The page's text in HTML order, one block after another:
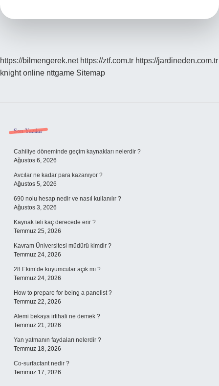
https://bilmengerek.net https://ztf.com.tr https://jardineden.com.tr
knight online nttgame Sitemap
Sidebar
Son Yazılar
Cahiliye döneminde geçim kaynakları nelerdir ?
Ağustos 6, 2026
Avcılar ne kadar para kazanıyor ?
Ağustos 5, 2026
690 nolu hesap nedir ve nasıl kullanılır ?
Ağustos 3, 2026
Kaynak teli kaç derecede erir ?
Temmuz 25, 2026
Kavram Üniversitesi müdürü kimdir ?
Temmuz 24, 2026
28 Ekim’de kuyumcular açık mı ?
Temmuz 24, 2026
How to prepare for being a panelist ?
Temmuz 22, 2026
Alemi bekaya irtihali ne demek ?
Temmuz 21, 2026
Yan yatmanın faydaları nelerdir ?
Temmuz 18, 2026
Co-surfactant nedir ?
Temmuz 17, 2026